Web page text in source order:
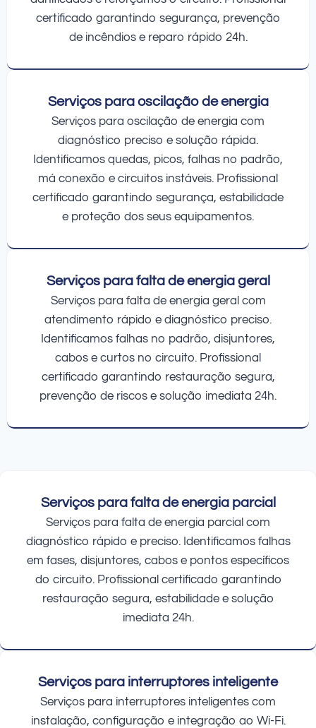
certificado garantindo segurança, prevenção
de incêndios e reparo rápido 24h.
Serviços para oscilação de energia
Serviços para oscilação de energia com
diagnóstico preciso e solução rápida.
Identificamos quedas, picos, falhas no padrão,
má conexão e circuitos instáveis. Profissional
certificado garantindo segurança, estabilidade
e proteção dos seus equipamentos.
Serviços para falta de energia geral
Serviços para falta de energia geral com
atendimento rápido e diagnóstico preciso.
Identificamos falhas no padrão, disjuntores,
cabos e curtos no circuito. Profissional
certificado garantindo restauração segura,
prevenção de riscos e solução imediata 24h.
Serviços para falta de energia parcial
Serviços para falta de energia parcial com
diagnóstico rápido e preciso. Identificamos falhas
em fases, disjuntores, cabos e pontos específicos
do circuito. Profissional certificado garantindo
restauração segura, estabilidade e solução
imediata 24h.
Serviços para interruptores inteligente
Serviços para interruptores inteligentes com
instalação, configuração e integração ao Wi-Fi.